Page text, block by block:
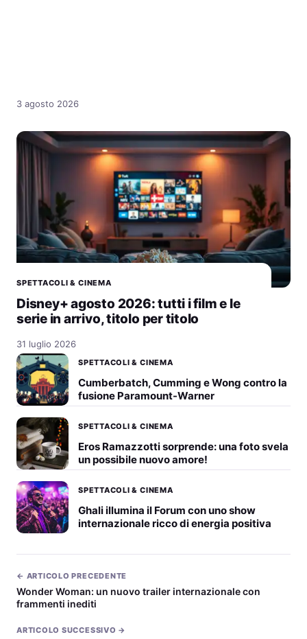
3 agosto 2026
SPETTACOLI & CINEMA
Disney+ agosto 2026: tutti i film e le
serie in arrivo, titolo per titolo
31 luglio 2026
SPETTACOLI & CINEMA
Cumberbatch, Cumming e Wong contro la
fusione Paramount-Warner
SPETTACOLI & CINEMA
Eros Ramazzotti sorprende: una foto svela
un possibile nuovo amore!
SPETTACOLI & CINEMA
Ghali illumina il Forum con uno show
internazionale ricco di energia positiva
← ARTICOLO PRECEDENTE
Wonder Woman: un nuovo trailer internazionale con
frammenti inediti
ARTICOLO SUCCESSIVO →